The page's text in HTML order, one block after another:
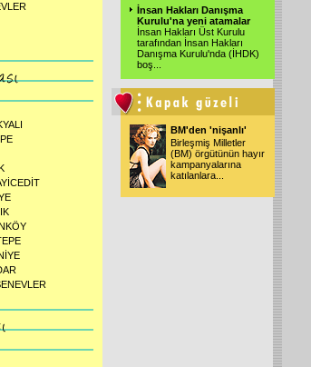
İnsan Hakları Danışma
Kurulu'na yeni atamalar
İnsan Hakları Üst Kurulu
tarafından İnsan Hakları
Danışma Kurulu'nda (İHDK)
boş
BM'den 'nişanlı'
Birleşmiş Milletler
(BM) örgütünün hayır
kampanyalarına
katılanlara